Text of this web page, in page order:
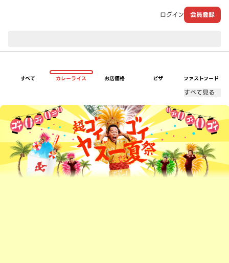
ログイン 会員登録
すべて カレーライス お店価格 ピザ ファストフード
すべて見る
超ゴイゴイヤスー夏祭